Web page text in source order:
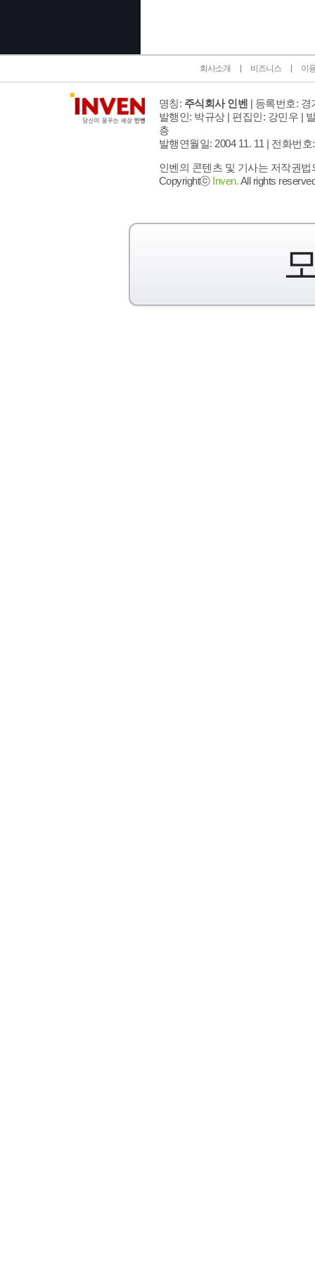
회사소개 비즈니스 이
명칭: 주식회사 인벤 | 등록번호: 경
발행인: 박규상 | 편집인: 강민우 |
층
발행연월일: 2004 11. 11 | 전화번호
인벤의 콘텐츠 및 기사는 저작권
Copyrightⓒ Inven.All rights